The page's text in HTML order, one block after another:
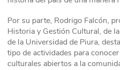
Por su parte, Rodrigo Falcón,
Historia y Gestión Cultural, de
de la Universidad de Piura,
tipo de actividades para
culturales abiertos a la